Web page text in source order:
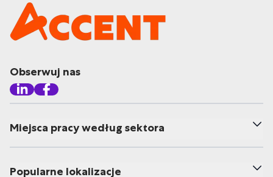
Obserwuj nas
Miejsca pracy według sektora
Popularne lokalizacje